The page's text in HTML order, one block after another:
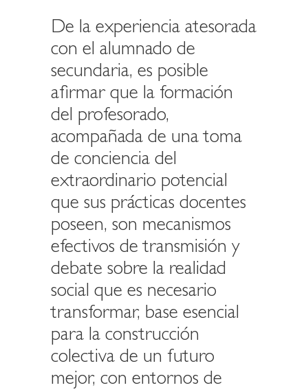
De la experiencia atesorada
con el alumnado de
secundaria, es posible
afirmar que la formación
del profesorado,
acompañada de una toma
de conciencia del
extraordinario potencial
que sus prácticas docentes
poseen, son mecanismos
efectivos de transmisión y
debate sobre la realidad
social que es necesario
transformar, base esencial
para la construcción
colectiva de un futuro
mejor, con entornos de